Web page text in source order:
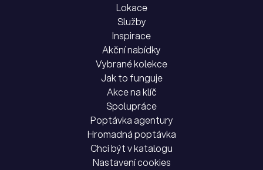
Lokace
Služby
Inspirace
Akční nabídky
Vybrané kolekce
Jak to funguje
Akce na klíč
Spolupráce
Poptávka agentury
Hromadná poptávka
Chci být v katalogu
Nastavení cookies